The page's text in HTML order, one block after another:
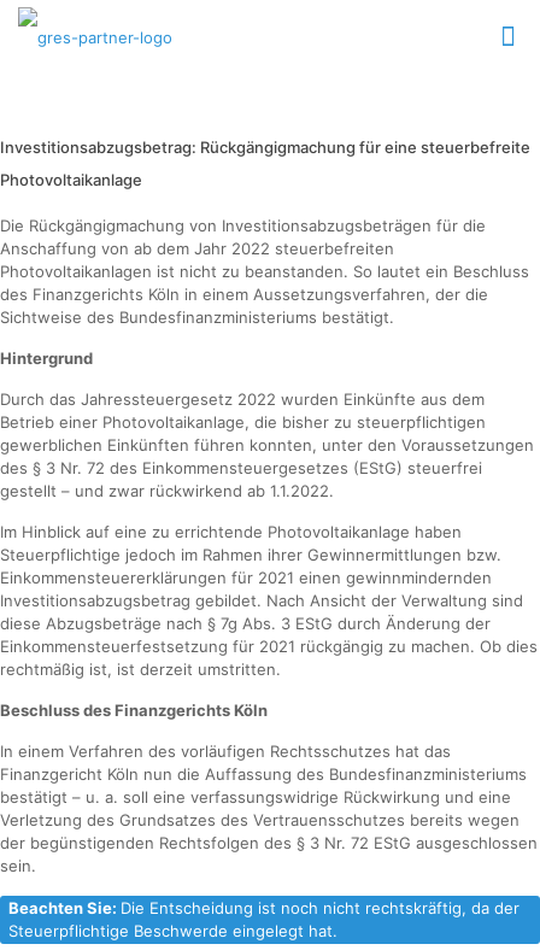
Investitionsabzugsbetrag: Rückgängigmachung für eine steuerbefreite
Photovoltaikanlage
Die Rückgängigmachung von Investitionsabzugsbeträgen für die
Anschaffung von ab dem Jahr 2022 steuerbefreiten
Photovoltaikanlagen ist nicht zu beanstanden. So lautet ein Beschluss
des Finanzgerichts Köln in einem Aussetzungsverfahren, der die
Sichtweise des Bundesfinanzministeriums bestätigt.
Hintergrund
Durch das Jahressteuergesetz 2022 wurden Einkünfte aus dem
Betrieb einer Photovoltaikanlage, die bisher zu steuerpflichtigen
gewerblichen Einkünften führen konnten, unter den Voraussetzungen
des § 3 Nr. 72 des Einkommensteuergesetzes (EStG) steuerfrei
gestellt – und zwar rückwirkend ab 1.1.2022.
Im Hinblick auf eine zu errichtende Photovoltaikanlage haben
Steuerpflichtige jedoch im Rahmen ihrer Gewinnermittlungen bzw.
Einkommensteuererklärungen für 2021 einen gewinnmindernden
Investitionsabzugsbetrag gebildet. Nach Ansicht der Verwaltung sind
diese Abzugsbeträge nach § 7g Abs. 3 EStG durch Änderung der
Einkommensteuerfestsetzung für 2021 rückgängig zu machen. Ob dies
rechtmäßig ist, ist derzeit umstritten.
Beschluss des Finanzgerichts Köln
In einem Verfahren des vorläufigen Rechtsschutzes hat das
Finanzgericht Köln nun die Auffassung des Bundesfinanzministeriums
bestätigt – u. a. soll eine verfassungswidrige Rückwirkung und eine
Verletzung des Grundsatzes des Vertrauensschutzes bereits wegen
der begünstigenden Rechtsfolgen des § 3 Nr. 72 EStG ausgeschlossen
sein.
Beachten Sie: Die Entscheidung ist noch nicht rechtskräftig, da der
Steuerpflichtige Beschwerde eingelegt hat.